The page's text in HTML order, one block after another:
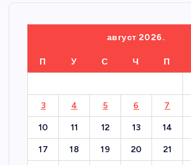
август 2026.
П У С Ч П
3 4 5 6 7
10 11 12 13 14
17 18 19 20 21